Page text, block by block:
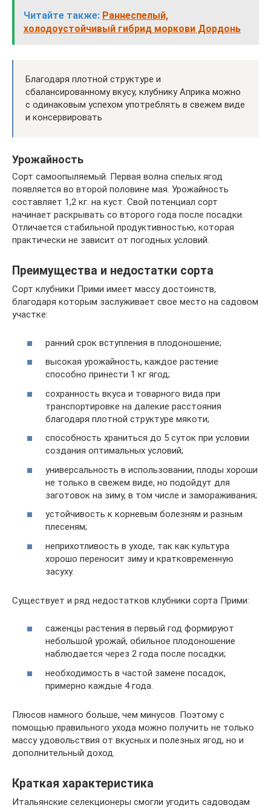
Читайте также: Раннеспелый,
холодоустойчивый гибрид моркови Дордонь
Благодаря плотной структуре и
сбалансированному вкусу, клубнику Априка можно
с одинаковым успехом употреблять в свежем виде
и консервировать
Урожайность
Сорт самоопыляемый. Первая волна спелых ягод
появляется во второй половине мая. Урожайность
составляет 1,2 кг. на куст. Свой потенциал сорт
начинает раскрывать со второго года после посадки.
Отличается стабильной продуктивностью, которая
практически не зависит от погодных условий.
Преимущества и недостатки сорта
Сорт клубники Прими имеет массу достоинств,
благодаря которым заслуживает свое место на садовом
участке:
ранний срок вступления в плодоношение;
высокая урожайность, каждое растение
способно принести 1 кг ягод;
сохранность вкуса и товарного вида при
транспортировке на далекие расстояния
благодаря плотной структуре мякоти;
способность храниться до 5 суток при условии
создания оптимальных условий;
универсальность в использовании, плоды хороши
не только в свежем виде, но подойдут для
заготовок на зиму, в том числе и замораживания;
устойчивость к корневым болезням и разным
плесеням;
неприхотливость в уходе, так как культура
хорошо переносит зиму и кратковременную
засуху.
Существует и ряд недостатков клубники сорта Прими:
саженцы растения в первый год формируют
небольшой урожай, обильное плодоношение
наблюдается через 2 года после посадки;
необходимость в частой замене посадок,
примерно каждые 4 года.
Плюсов намного больше, чем минусов. Поэтому с
помощью правильного ухода можно получить не только
массу удовольствия от вкусных и полезных ягод, но и
дополнительный доход.
Краткая характеристика
Итальянские селекционеры смогли угодить садоводам